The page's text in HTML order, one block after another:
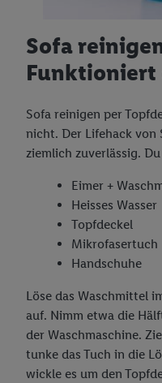
Sofa
Funktioniert
Sofa reinigen per
nicht. Der Lifehack
ziemlich zuverlässig.
Eimer +
Heisses Wasser
Topfdeckel
Mikrofasertuch
Handschuhe
Löse das Waschmittel
auf. Nimm etwa die
der Waschmaschine.
tunke das Tuch in die
wickle es um den